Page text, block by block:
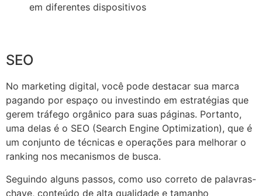
em diferentes dispositivos
SEO
No marketing digital, você pode destacar sua marca
pagando por espaço ou investindo em estratégias que
gerem tráfego orgânico para suas páginas. Portanto,
uma delas é o SEO (Search Engine Optimization), que é
um conjunto de técnicas e operações para melhorar o
ranking nos mecanismos de busca.
Seguindo alguns passos, como uso correto de palavras-
chave, conteúdo de alta qualidade e tamanho